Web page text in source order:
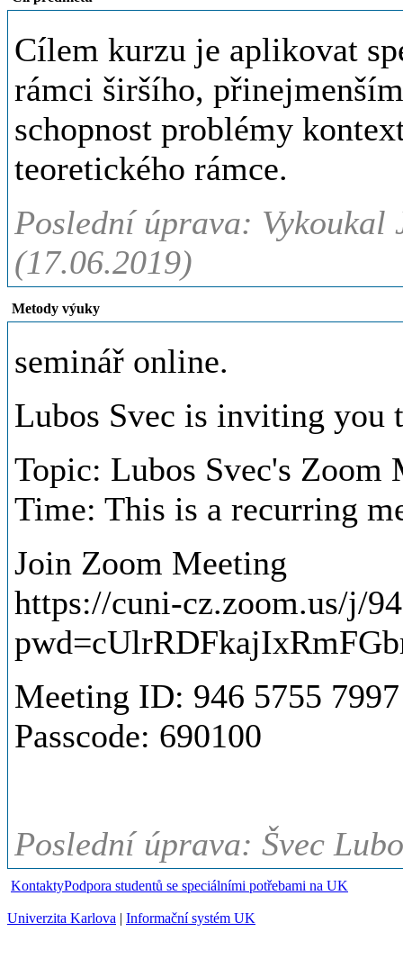
Cílem kurzu je aplikovat
rámci širšího,
schopnost problémy
teoretického rámce.
Poslední úprava:
(17.06.2019)
Metody výuky
seminář online.
Lubos Svec is inviting you
Topic: Lubos Svec's Zoom
Time: This is a recurring
Join Zoom Meeting
https://cuni-cz.zoom.us/j/
Meeting ID: 946 5755 7997
Passcode: 690100
Poslední úprava: Švec
KontaktyPodpora studentů se speciálními potřebami na UK
Univerzita Karlova | Informační systém UK